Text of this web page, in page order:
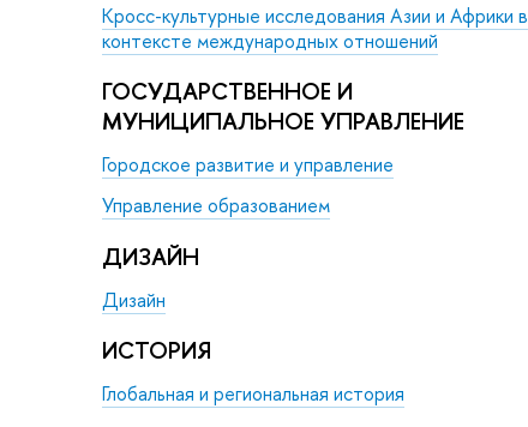
Кросс-культурные исследования Азии и Африки в
контексте международных отношений
ГОСУДАРСТВЕННОЕ И
МУНИЦИПАЛЬНОЕ УПРАВЛЕНИЕ
Городское развитие и управление
Управление образованием
ДИЗАЙН
Дизайн
ИСТОРИЯ
Глобальная и региональная история